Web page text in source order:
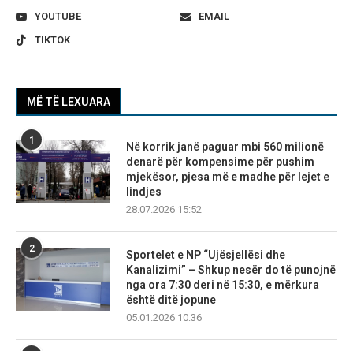
YOUTUBE
EMAIL
TIKTOK
MË TË LEXUARA
1
Në korrik janë paguar mbi 560 milionë
denarë për kompensime për pushim
mjekësor, pjesa më e madhe për lejet e
lindjes
28.07.2026 15:52
2
Sportelet e NP “Ujësjellësi dhe
Kanalizimi” – Shkup nesër do të punojnë
nga ora 7:30 deri në 15:30, e mërkura
është ditë jopune
05.01.2026 10:36